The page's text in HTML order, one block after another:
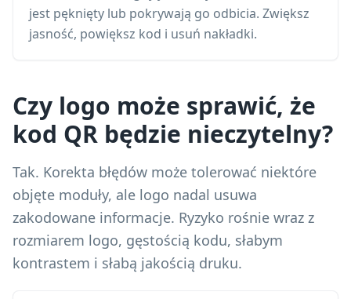
jest pęknięty lub pokrywają go odbicia. Zwiększ
jasność, powiększ kod i usuń nakładki.
Czy logo może sprawić, że
kod QR będzie nieczytelny?
Tak. Korekta błędów może tolerować niektóre
objęte moduły, ale logo nadal usuwa
zakodowane informacje. Ryzyko rośnie wraz z
rozmiarem logo, gęstością kodu, słabym
kontrastem i słabą jakością druku.